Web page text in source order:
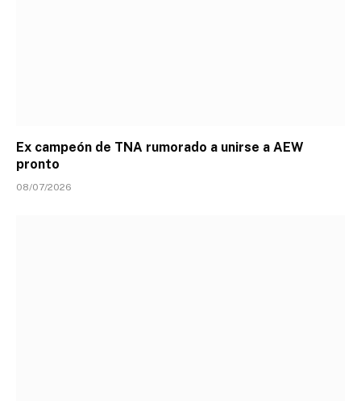
Ex campeón de TNA rumorado a unirse a AEW
pronto
08/07/2026